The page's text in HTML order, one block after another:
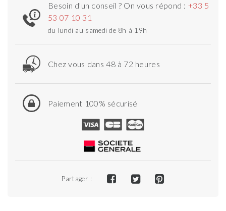
Besoin d'un conseil ? On vous répond : +33 5
53 07 10 31
du lundi au samedi de 8h à 19h
Chez vous dans 48 à 72 heures
Paiement 100% sécurisé
Partager :